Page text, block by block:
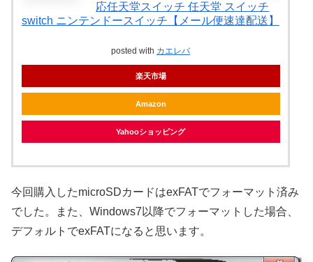
応任天堂スイッチ 任天堂 スイッチ
switch ニンテンドースイッチ【メール便速達配送】
posted with カエレバ
楽天市場
Amazon
Yahooショッピング
今回購入したmicroSDカードはexFATでフォーマット済み
でした。また、Windows7以降でフォーマットした場合、
デフォルトでexFATになると思います。